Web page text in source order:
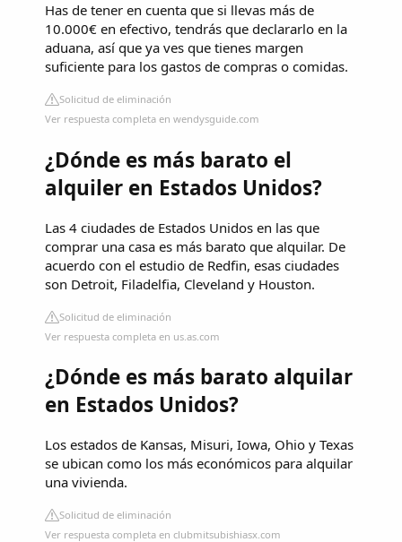
Has de tener en cuenta que si llevas más de
10.000€ en efectivo, tendrás que declararlo en la
aduana, así que ya ves que tienes margen
suficiente para los gastos de compras o comidas.
Solicitud de eliminación
Ver respuesta completa en wendysguide.com
¿Dónde es más barato el
alquiler en Estados Unidos?
Las 4 ciudades de Estados Unidos en las que
comprar una casa es más barato que alquilar. De
acuerdo con el estudio de Redfin, esas ciudades
son Detroit, Filadelfia, Cleveland y Houston.
Solicitud de eliminación
Ver respuesta completa en us.as.com
¿Dónde es más barato alquilar
en Estados Unidos?
Los estados de Kansas, Misuri, Iowa, Ohio y Texas
se ubican como los más económicos para alquilar
una vivienda.
Solicitud de eliminación
Ver respuesta completa en clubmitsubishiasx.com